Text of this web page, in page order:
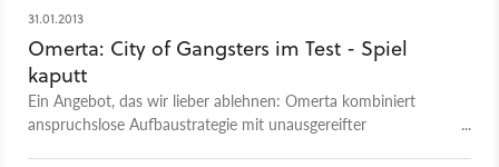
31.01.2013
Omerta: City of Gangsters im Test - Spiel
kaputt
Ein Angebot, das wir lieber ablehnen: Omerta kombiniert
anspruchslose Aufbaustrategie mit unausgereifter